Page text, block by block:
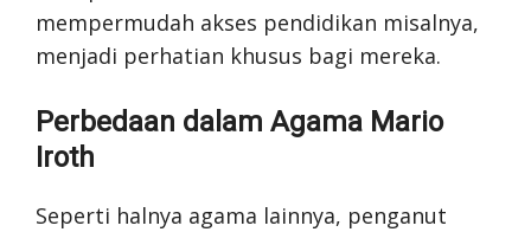
mempermudah akses pendidikan misalnya,
menjadi perhatian khusus bagi mereka.
Perbedaan dalam Agama Mario
Iroth
Seperti halnya agama lainnya, penganut